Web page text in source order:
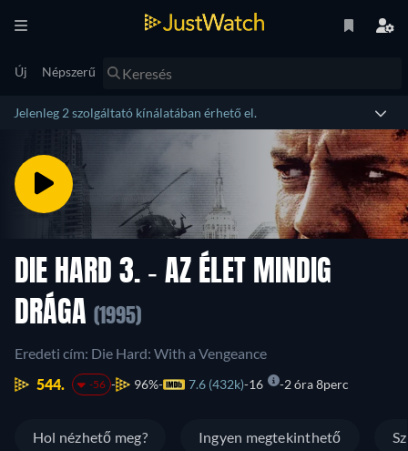
Új Népszerű
Jelenleg 2 szolgáltató kínálatában érhető el.
DIE HARD 3. - AZ ÉLET MINDIG
DRÁGA (1995)
Eredeti cím: Die Hard: With a Vengeance
544.
-56 96% 7.6 (432k) 16 2 óra 8perc
Hol nézhető meg? Ingyen megtekinthető